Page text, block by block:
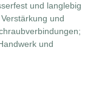
und langlebig
und
und